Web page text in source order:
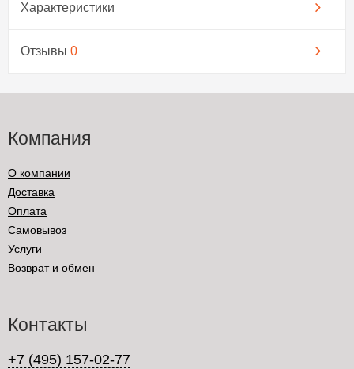
Характеристики
Отзывы 0
Компания
О компании
Доставка
Оплата
Самовывоз
Услуги
Возврат и обмен
Контакты
+7 (495) 157-02-77